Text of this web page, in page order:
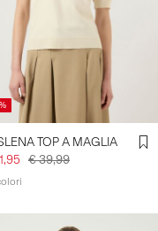
TOP A MAGLIA
€ 39,99